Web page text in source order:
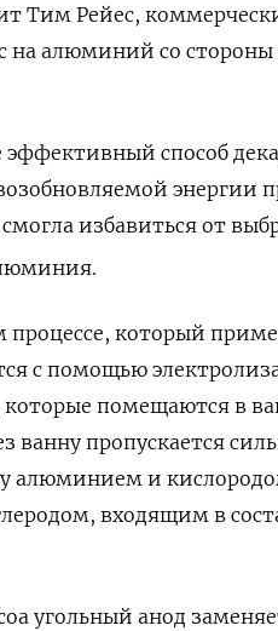
Тим Рейес,
на алюминий со стороны
эффективный способ
энергии
избавиться от
который
с помощью
которые помещаются в
ванну пропускается
алюминием и
входящим в
угольный анод